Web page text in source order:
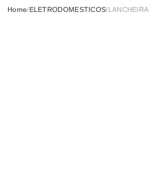
Home/ELETRODOMESTICOS/LANCHEIRA